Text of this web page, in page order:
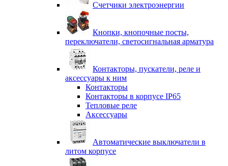
Счетчики электроэнергии
Кнопки, кнопочные посты,
переключатели, светосигнальная арматура
Контакторы, пускатели, реле и
аксессуары к ним
Контакторы
Контакторы в корпусе IP65
Тепловые реле
Аксессуары
Автоматические выключатели в
литом корпусе